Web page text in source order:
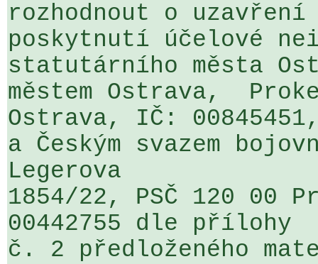
rozhodnout o
poskytnutí účelové
statutárního města
městem Ostrava,
Ostrava, IČ:
a Českým svazem
Legerova
1854/22, PSČ 120 00
00442755 dle
č. 2 předloženého